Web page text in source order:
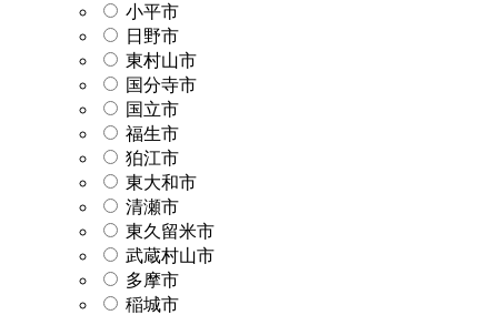
小平市
日野市
東村山市
国分寺市
国立市
福生市
狛江市
東大和市
清瀬市
東久留米市
武蔵村山市
多摩市
稲城市